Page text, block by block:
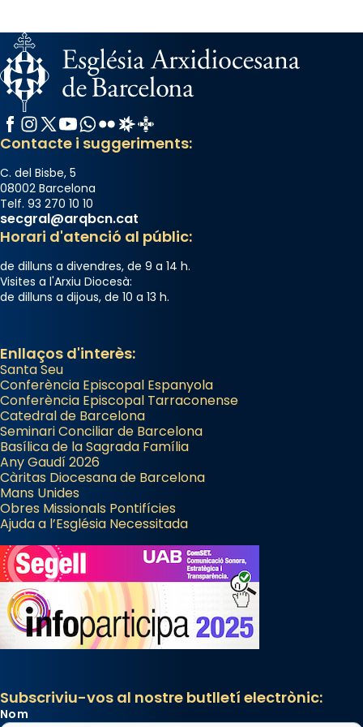
Facebook
Instagram
X / Twitter
YouTube
WhatsApp
FlickrRadio Estel
Catalunya Cristiana
Contacte i suggeriments:
C. del Bisbe, 5
08002 Barcelona
Telf. 93 270 10 10
secgral@arqbcn.cat
Horari d'atenció al públic:
de dilluns a divendres, de 9 a 14 h.
Visites a l'Arxiu Diocesà:
de dilluns a dijous, de 10 a 13 h.
Enllaços d'interès:
Santa Seu
Conferència Episcopal Espanyola
Conferència Episcopal Tarraconense
Catedral de Barcelona
Seminari Conciliar de Barcelona
Basílica de la Sagrada Família
Any Gaudí 2026
Càritas Diocesana de Barcelona
Mans Unides
Obres Missionals Pontifícies
Ajuda a l’Església Necessitada
Subscriviu-vos al nostre butlletí electrònic:
Nom